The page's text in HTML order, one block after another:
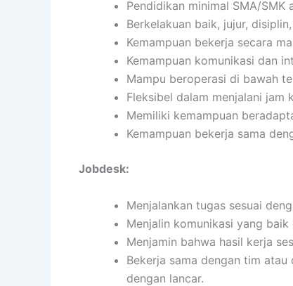
Pendidikan minimal SMA/SMK
Berkelakuan baik, jujur,
Kemampuan bekerja secara
Kemampuan komunikasi dan
Mampu beroperasi di bawah
Fleksibel dalam menjalani jam
Memiliki kemampuan
Kemampuan bekerja sama
Jobdesk:
Menjalankan tugas sesuai
Menjalin komunikasi yang
Menjamin bahwa hasil kerja
Bekerja sama dengan tim
dengan lancar.